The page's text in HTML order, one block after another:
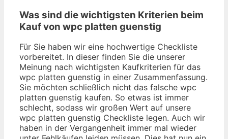
Was sind die wichtigsten Kriterien beim
Kauf von wpc platten guenstig
Für Sie haben wir eine hochwertige Checkliste
vorbereitet. In dieser finden Sie die unserer
Meinung nach wichtigsten Kaufkriterien für das
wpc platten guenstig in einer Zusammenfassung.
Sie möchten schließlich nicht das falsche wpc
platten guenstig kaufen. So etwas ist immer
schlecht, sodass wir großen Wert auf unsere
wpc platten guenstig Checkliste legen. Auch wir
haben in der Vergangenheit immer mal wieder